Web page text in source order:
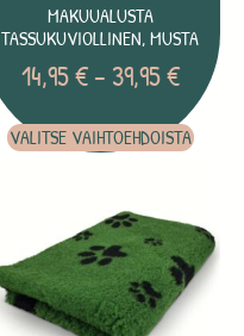
MAKUUALUSTA
TASSUKUVIOLLINEN, MUSTA
14,95€ – 39,95€
VALITSE VAIHTOEHDOISTA